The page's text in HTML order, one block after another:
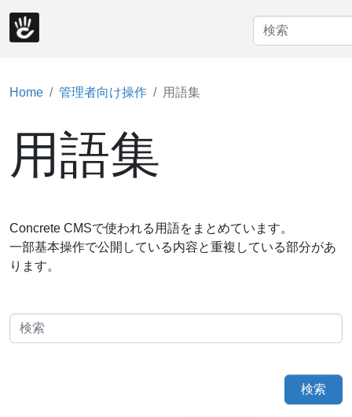
Home 管理者向け操作 用語集
用語集
Concrete CMSで使われる用語をまとめています。
一部基本操作で公開している内容と重複している部分があ
ります。
検索